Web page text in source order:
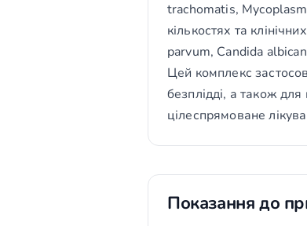
trachomatis,
кількостях та
parvum, Candida
Цей комплекс
безплідді, а також
цілеспрямоване
Показання до